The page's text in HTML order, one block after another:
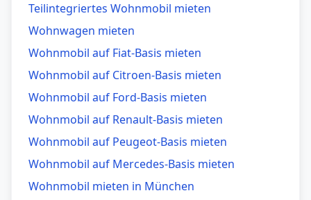
Teilintegriertes Wohnmobil mieten
Wohnwagen mieten
Wohnmobil auf Fiat-Basis mieten
Wohnmobil auf Citroen-Basis mieten
Wohnmobil auf Ford-Basis mieten
Wohnmobil auf Renault-Basis mieten
Wohnmobil auf Peugeot-Basis mieten
Wohnmobil auf Mercedes-Basis mieten
Wohnmobil mieten in München